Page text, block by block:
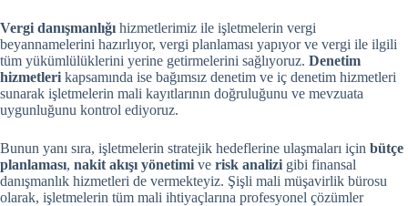
Vergi danışmanlığı hizmetlerimiz ile işletmelerin vergi
beyannamelerini hazırlıyor, vergi planlaması yapıyor ve vergi ile ilgili
tüm yükümlülüklerini yerine getirmelerini sağlıyoruz. Denetim
hizmetleri kapsamında ise bağımsız denetim ve iç denetim hizmetleri
sunarak işletmelerin mali kayıtlarının doğruluğunu ve mevzuata
uygunluğunu kontrol ediyoruz.
Bunun yanı sıra, işletmelerin stratejik hedeflerine ulaşmaları için bütçe
planlaması, nakit akışı yönetimi ve risk analizi gibi finansal
danışmanlık hizmetleri de vermekteyiz. Şişli mali müşavirlik bürosu
olarak, işletmelerin tüm mali ihtiyaçlarına profesyonel çözümler